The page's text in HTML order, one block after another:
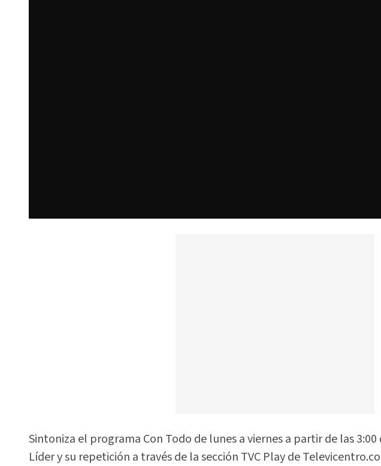
Sintoniza el programa Con Todo de lunes a viernes a partir de las
Líder y su repetición a través de la sección TVC Play de